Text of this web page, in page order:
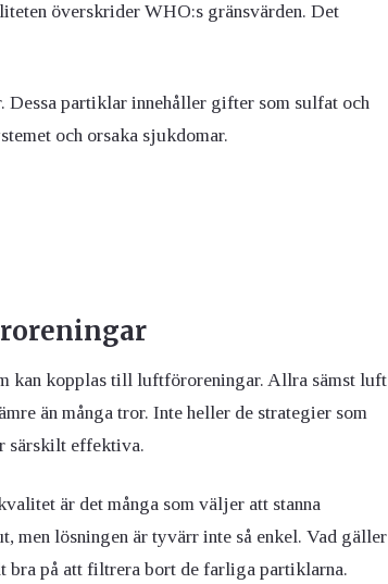
överskrider WHO:s gränsvärden. Det
Dessa partiklar innehåller gifter som sulfat och
och orsaka sjukdomar.
kan kopplas till luftföroreningar. Allra sämst luft
än många tror. Inte heller de strategier som
särskilt effektiva.
är det många som väljer att stanna
men lösningen är tyvärr inte så enkel. Vad gäller
bra på att filtrera bort de farliga partiklarna.